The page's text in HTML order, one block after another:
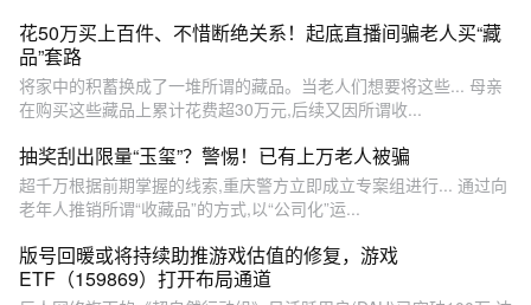
花50万买上百件、不惜断绝关系！起底直播间骗老人买“藏
品”套路
将家中的积蓄换成了一堆所谓的藏品。当老人们想要将这些... 母亲
在购买这些藏品上累计花费超30万元,后续又因所谓收...
抽奖刮出限量“玉玺”？警惕！已有上万老人被骗
超千万根据前期掌握的线索,重庆警方立即成立专案组进行... 通过向
老年人推销所谓“收藏品”的方式,以“公司化”运...
版号回暖或将持续助推游戏估值的修复，游戏
ETF（159869）打开布局通道